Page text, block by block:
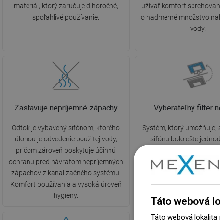
materiál, ktorý zaručuje dlhoročné,
spoľahlivé používanie.
užívať komfort
o nadmerné množstvo
vody.
Zastavuje nepríjemné zápachy
Odtok je vybavený sifónom, ktorého
úlohou je odvedenie použitej vody,
pričom zároveň poskytuje účinnú
ochranu pred návratom nepríjemných
zápachov z kanalizačného systému.
Komfort používania a vysoká úroveň
hygieny.
Vyberateľný filter
Systém, ktorý umožňuje,
sifónu bolo ešte
pohyblivý diel, odstrániť
opláchnuť ho pod
podpora v starostlivosti
Táto webová
Táto webová lokalita